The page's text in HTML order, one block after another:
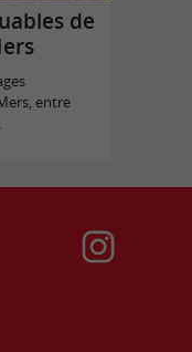
de
entre